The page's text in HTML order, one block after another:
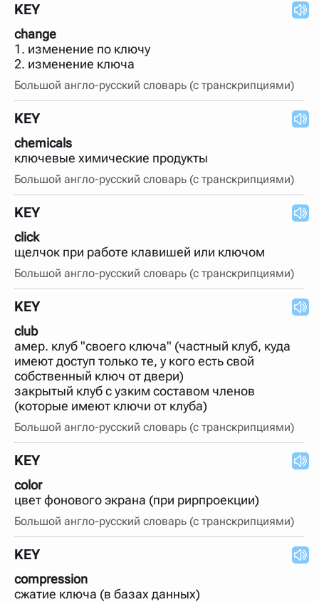
KEY
change
1. изменение по ключу
2. изменение ключа
Большой англо-русский словарь (с транскрипциями)
KEY
chemicals
ключевые химические продукты
Большой англо-русский словарь (с транскрипциями)
KEY
click
щелчок при работе клавишей или ключом
Большой англо-русский словарь (с транскрипциями)
KEY
club
амер. клуб "своего ключа" (частный клуб, куда
имеют доступ только те, у кого есть свой
собственный ключ от двери)
закрытый клуб с узким составом членов
(которые имеют ключи от клуба)
Большой англо-русский словарь (с транскрипциями)
KEY
color
цвет фонового экрана (при рирпроекции)
Большой англо-русский словарь (с транскрипциями)
KEY
compression
сжатие ключа (в базах данных)